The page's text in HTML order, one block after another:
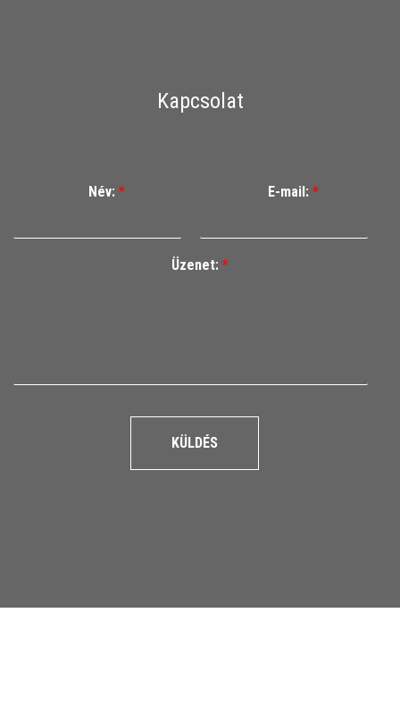
Kapcsolat
Név: * E-mail: *
Üzenet: *
KÜLDÉS